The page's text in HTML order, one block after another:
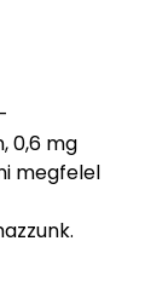
0,6 mg
megfelel